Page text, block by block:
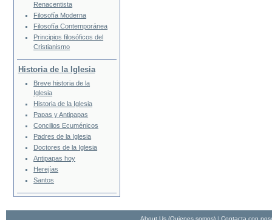
Renacentista
Filosofía Moderna
Filosofía Contemporánea
Principios filosóficos del
Cristianismo
Historia de la Iglesia
Breve historia de la
Iglesia
Historia de la Iglesia
Papas y Antipapas
Concilios Ecuménicos
Padres de la Iglesia
Doctores de la Iglesia
Antipapas hoy
Herejías
Santos
About Us (Quienes somos) | Contacta con